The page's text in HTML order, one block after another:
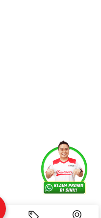
About Us
Article